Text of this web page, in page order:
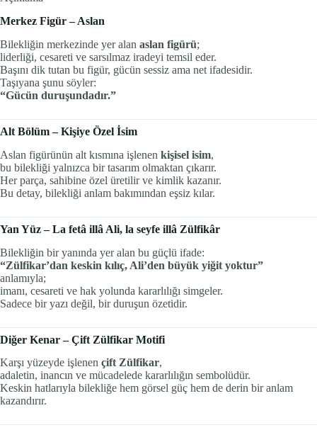
Merkez Figür – Aslan
Bilekliğin merkezinde yer alan aslan figürü;
liderliği, cesareti ve sarsılmaz iradeyi temsil eder.
Başını dik tutan bu figür, gücün sessiz ama net ifadesidir.
Taşıyana şunu söyler:
“Gücün duruşundadır.”
Alt Bölüm – Kişiye Özel İsim
Aslan figürünün alt kısmına işlenen kişisel isim,
bu bilekliği yalnızca bir tasarım olmaktan çıkarır.
Her parça, sahibine özel üretilir ve kimlik kazanır.
Bu detay, bilekliği anlam bakımından eşsiz kılar.
Yan Yüz – La fetâ illâ Ali, la seyfe illâ Zülfikâr
Bilekliğin bir yanında yer alan bu güçlü ifade:
“Zülfikar’dan keskin kılıç, Ali’den büyük yiğit yoktur”
anlamıyla;
imanı, cesareti ve hak yolunda kararlılığı simgeler.
Sadece bir yazı değil, bir duruşun özetidir.
Diğer Kenar – Çift Zülfikar Motifi
Karşı yüzeyde işlenen çift Zülfikar,
adaletin, inancın ve mücadelede kararlılığın sembolüdür.
Keskin hatlarıyla bilekliğe hem görsel güç hem de derin bir anlam
kazandırır.